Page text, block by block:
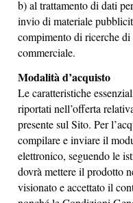
b) al trattamento di dati
invio di materiale
compimento di ricerche
commerciale.
Modalità d’acquisto
Le caratteristiche
riportati nell’offerta
presente sul Sito. Per
compilare e inviare il
elettronico, seguendo le
dovrà mettere il prodotto
visionato e accettato il